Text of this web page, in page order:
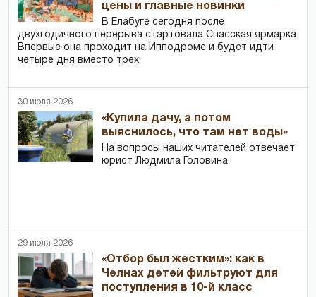
цены и главные новинки
В Елабуге сегодня после
двухгодичного перерыва стартовала Спасская ярмарка.
Впервые она проходит на Ипподроме и будет идти
четыре дня вместо трех.
30 июля 2026
«Купила дачу, а потом
выяснилось, что там нет воды»
На вопросы наших читателей отвечает
юрист Людмила Головина
29 июля 2026
«Отбор был жестким»: как в
Челнах детей фильтруют для
поступления в 10-й класс